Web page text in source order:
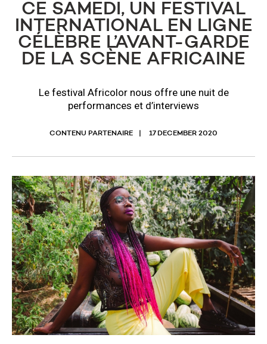
CE SAMEDI, UN FESTIVAL
INTERNATIONAL EN LIGNE
CÉLÈBRE L’AVANT-GARDE
DE LA SCÈNE AFRICAINE
Le festival Africolor nous offre une nuit de
performances et d’interviews
CONTENU PARTENAIRE 17 DECEMBER 2020